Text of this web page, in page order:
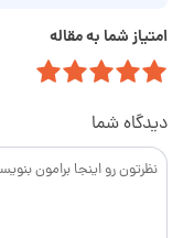
ا
ن
و
ا
د
گ
ا
ی
ل
امتیاز شما به مقاله
دیدگاه شما